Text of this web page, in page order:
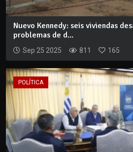
Nuevo Kennedy: seis viviendas
problemas de d...
Sep 25 2025 811 165
POLÍTICA